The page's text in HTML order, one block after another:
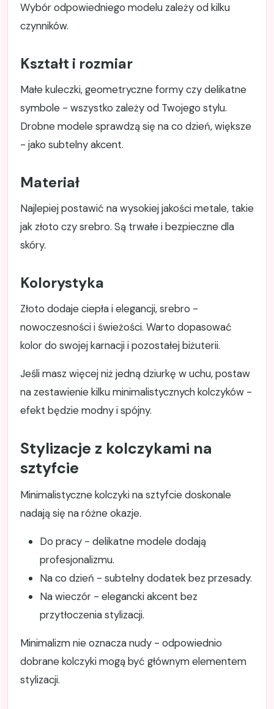
Wybór odpowiedniego modelu zależy od kilku
czynników.
Kształt i rozmiar
Małe kuleczki, geometryczne formy czy delikatne
symbole - wszystko zależy od Twojego stylu.
Drobne modele sprawdzą się na co dzień, większe
- jako subtelny akcent.
Materiał
Najlepiej postawić na wysokiej jakości metale, takie
jak złoto czy srebro. Są trwałe i bezpieczne dla
skóry.
Kolorystyka
Złoto dodaje ciepła i elegancji, srebro -
nowoczesności i świeżości. Warto dopasować
kolor do swojej karnacji i pozostałej biżuterii.
Jeśli masz więcej niż jedną dziurkę w uchu, postaw
na zestawienie kilku minimalistycznych kolczyków -
efekt będzie modny i spójny.
Stylizacje z kolczykami na
sztyfcie
Minimalistyczne kolczyki na sztyfcie doskonale
nadają się na różne okazje.
Do pracy - delikatne modele dodają
profesjonalizmu.
Na co dzień - subtelny dodatek bez przesady.
Na wieczór - elegancki akcent bez
przytłoczenia stylizacji.
Minimalizm nie oznacza nudy - odpowiednio
dobrane kolczyki mogą być głównym elementem
stylizacji.